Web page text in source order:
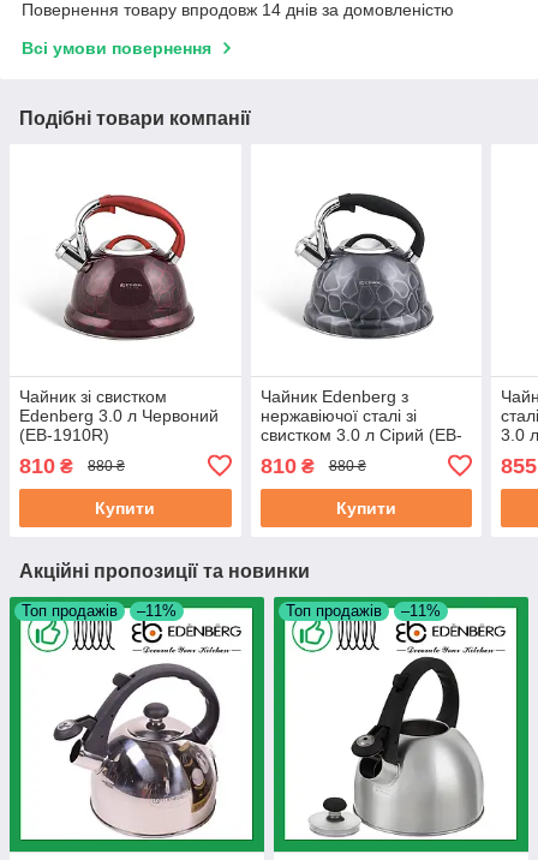
Повернення товару впродовж 14 днів за домовленістю
Всі умови повернення
Подібні товари компанії
Чайник зі свистком
Edenberg 3.0 л Червоний
(EB-1910R)
810 ₴ 880 ₴
Купити
Чайник Edenberg з
нержавіючої сталі зі
свистком 3.0 л Сірий (EB-
810₴ 880 ₴
Купити
3.0
855
Акційні пропозиції та новинки
Топ продажів –11% Топ продажів –11%